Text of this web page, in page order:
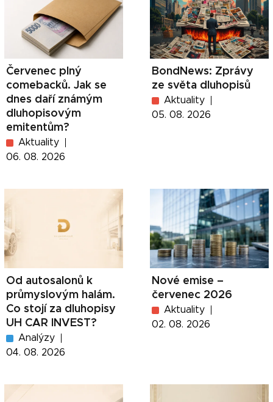
Červenec plný
comebacků. Jak se
dnes daří známým
dluhopisovým
emitentům?
Aktuality
06. 08. 2026
BondNews: Zprávy
ze světa dluhopisů
Aktuality
05. 08. 2026
Od autosalonů k
průmyslovým halám.
Co stojí za dluhopisy
UH CAR INVEST?
Analýzy
04. 08. 2026
Nové emise –
červenec 2026
Aktuality
02. 08. 2026